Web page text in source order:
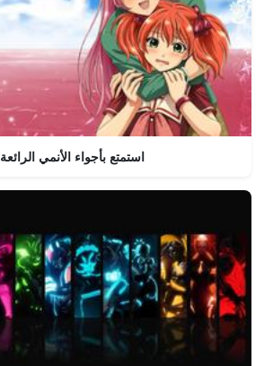
استمتع بأجواء الأنمي الرائعة